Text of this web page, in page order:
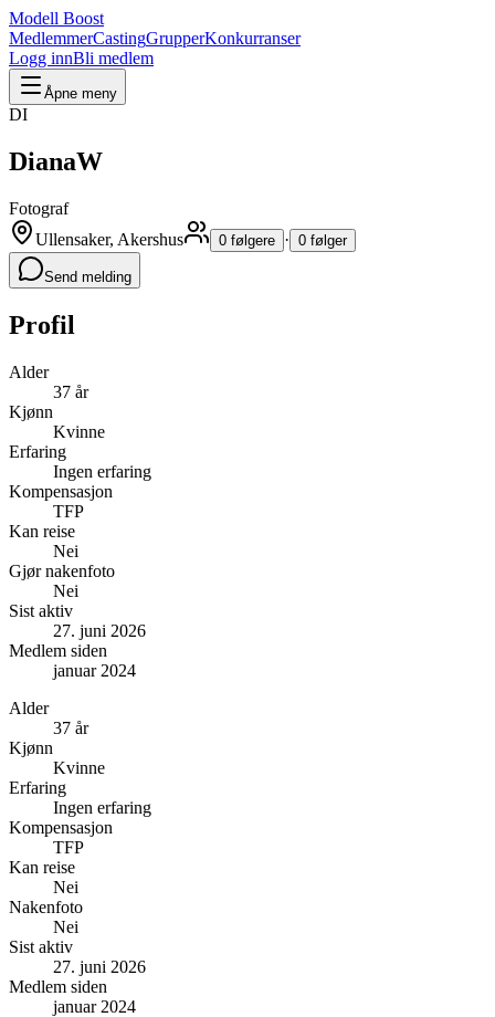
Modell Boost
MedlemmerCastingGrupperKonkurranser
Logg innBli medlem
Åpne meny
DI
DianaW
Fotograf
Ullensaker, Akershus
0 følgere · 0 følger
Send melding
Profil
Alder
37 år
Kjønn
Kvinne
Erfaring
Ingen erfaring
Kompensasjon
TFP
Kan reise
Nei
Gjør nakenfoto
Nei
Sist aktiv
27. juni 2026
Medlem siden
januar 2024
Alder
37 år
Kjønn
Kvinne
Erfaring
Ingen erfaring
Kompensasjon
TFP
Kan reise
Nei
Nakenfoto
Nei
Sist aktiv
27. juni 2026
Medlem siden
januar 2024